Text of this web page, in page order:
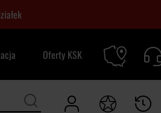
Oferty KSK